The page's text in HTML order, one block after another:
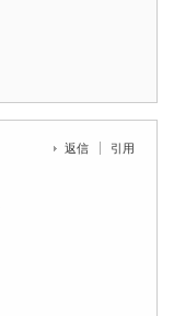
返信 引用